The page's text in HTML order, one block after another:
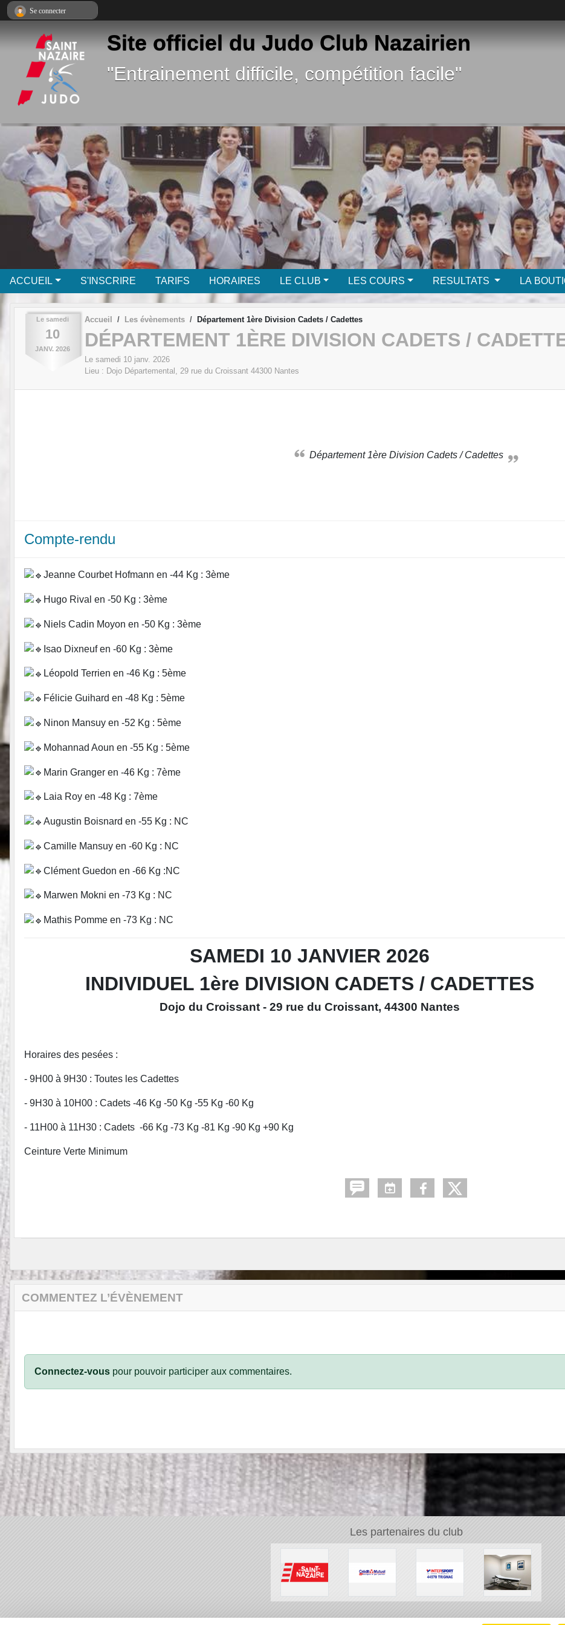
Site officiel du Judo Club Nazairien
"Entrainement difficile, compétition facile"
ACCUEIL S'INSCRIRE TARIFS HORAIRES LE CLUB LES COURS RESULTATS LA
Le samedi
10
JANV. 2026
Accueil Les évènements Département 1ère Division Cadets / Cadettes
DÉPARTEMENT 1ÈRE DIVISION CADETS /
Le samedi 10 janv. 2026
Lieu : Dojo Départemental, 29 rue du Croissant 44300 Nantes
Département 1ère Division Cadets / Cadettes
Compte-rendu
Jeanne Courbet Hofmann en -44 Kg : 3ème
Hugo Rival en -50 Kg : 3ème
Niels Cadin Moyon en -50 Kg : 3ème
Isao Dixneuf en -60 Kg : 3ème
Léopold Terrien en -46 Kg : 5ème
Félicie Guihard en -48 Kg : 5ème
Ninon Mansuy en -52 Kg : 5ème
Mohannad Aoun en -55 Kg : 5ème
Marin Granger en -46 Kg : 7ème
Laia Roy en -48 Kg : 7ème
Augustin Boisnard en -55 Kg : NC
Camille Mansuy en -60 Kg : NC
Clément Guedon en -66 Kg :NC
Marwen Mokni en -73 Kg : NC
Mathis Pomme en -73 Kg : NC
SAMEDI 10 JANVIER 2026
INDIVIDUEL 1ère DIVISION CADETS / CADETTES
Dojo du Croissant - 29 rue du Croissant, 44300 Nantes
Horaires des pesées :
- 9H00 à 9H30 : Toutes les Cadettes
- 9H30 à 10H00 : Cadets -46 Kg -50 Kg -55 Kg -60 Kg
- 11H00 à 11H30 : Cadets -66 Kg -73 Kg -81 Kg -90 Kg +90 Kg
Ceinture Verte Minimum
COMMENTEZ L’ÉVÈNEMENT
Connectez-vous pour pouvoir participer aux commentaires.
Les partenaires du club
Se connecter
Panneau de gestion des cookies